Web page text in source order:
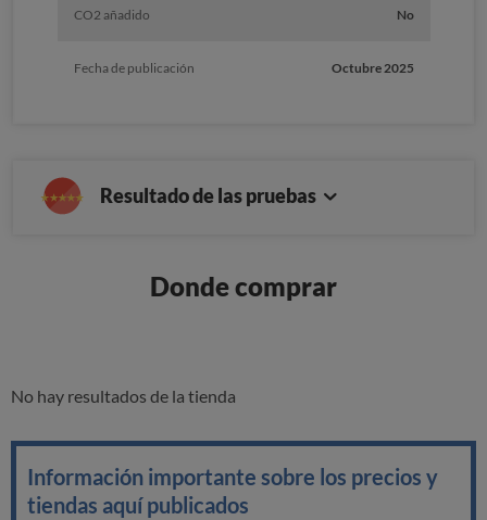
CO2 añadido No
Fecha de publicación Octubre 2025
Resultado de las pruebas
Donde comprar
No hay resultados de la tienda
Información importante sobre los precios y
tiendas aquí publicados